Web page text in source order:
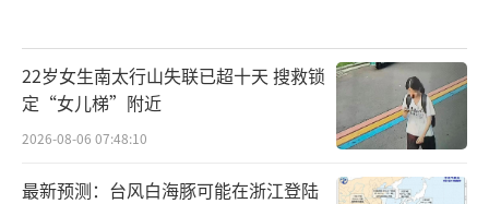
22岁女生南太行山失联已超十天 搜救锁
定“女儿梯”附近
2026-08-06 07:48:10
最新预测：台风白海豚可能在浙江登陆